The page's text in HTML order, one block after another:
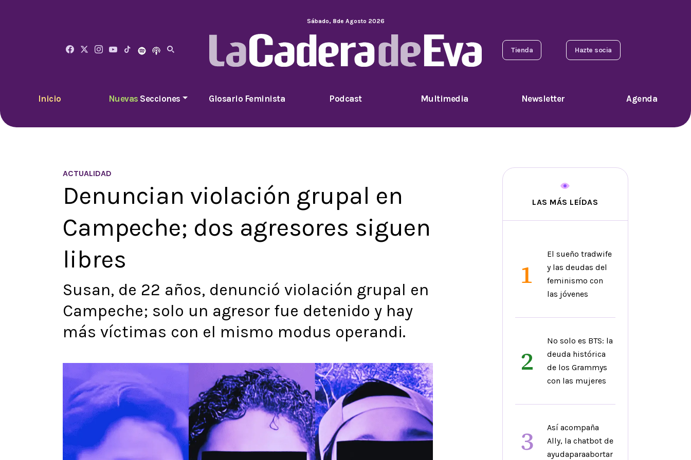
Sábado, 8de Agosto 2026
Tienda Hazte socia
Inicio Nuevas Secciones Glosario Feminista Podcast Multimedia Newsletter Agenda
ACTUALIDAD
Denuncian violación grupal en
Campeche; dos agresores siguen
libres
Susan, de 22 años, denunció violación grupal en
Campeche; solo un agresor fue detenido y hay
más víctimas con el mismo modus operandi.
LAS MÁS LEÍDAS
1
El sueño tradwife
y las deudas del
feminismo con
las jóvenes
2
No solo es BTS: la
deuda histórica
de los Grammys
con las mujeres
3
Así acompaña
Ally, la chatbot de
ayudaparaabortar